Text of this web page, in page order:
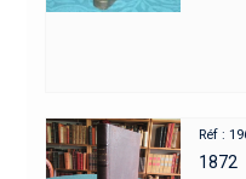
Réf :
1872